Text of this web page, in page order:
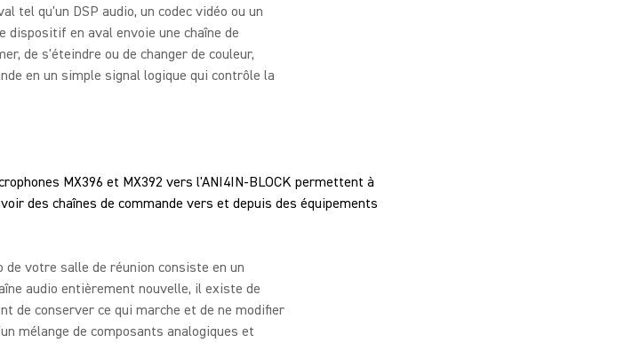
tel qu'un DSP audio, un codec vidéo ou un
dispositif en aval envoie une chaîne de
de s'éteindre ou de changer de couleur,
en un simple signal logique qui contrôle la
MX396 et MX392 vers l'ANI4IN-BLOCK permettent à
des chaînes de commande vers et depuis des équipements
de votre salle de réunion consiste en un
audio entièrement nouvelle, il existe de
de conserver ce qui marche et de ne modifier
mélange de composants analogiques et